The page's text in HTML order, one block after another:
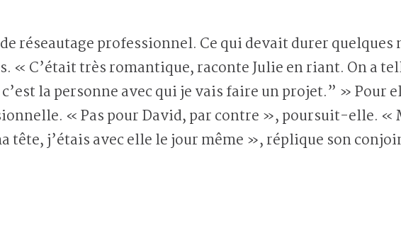
réseautage professionnel. Ce qui devait durer quelques
« C’était très romantique, raconte Julie en riant. On a
la personne avec qui je vais faire un projet.” » Pour
« Pas pour David, par contre », poursuit-elle. «
tête, j’étais avec elle le jour même », réplique son